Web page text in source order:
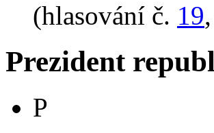
(hlasování č. 19
Prezident
P